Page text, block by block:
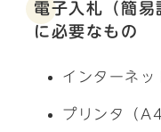
電子入札（簡易
に必要なもの
インターネッ
プリンタ（